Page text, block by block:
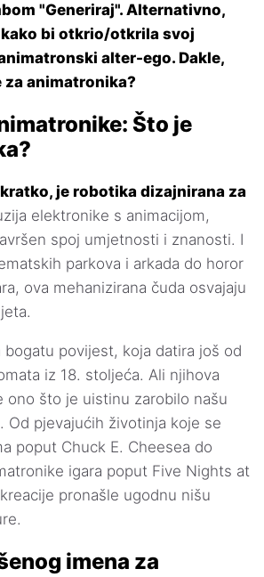
"Generiraj". Alternativno,
bi otkrio/otkrila svoj
alter-ego. Dakle,
za animatronika?
Što je
je robotika dizajnirana za
elektronike s animacijom,
spoj umjetnosti i znanosti. I
parkova i arkada do horor
ova mehanizirana čuda osvajaju
bogatu povijest, koja datira još od
iz 18. stoljeća. Ali njihova
ono što je uistinu zarobilo našu
Od pjevajućih životinja koje se
poput Chuck E. Cheesea do
igara poput Five Nights at
pronašle ugodnu nišu
imena za